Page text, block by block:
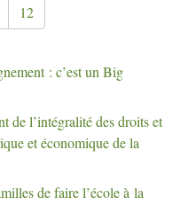
12
: c’est un Big
de l’intégralité des droits et
et économique de la
de faire l’école à la